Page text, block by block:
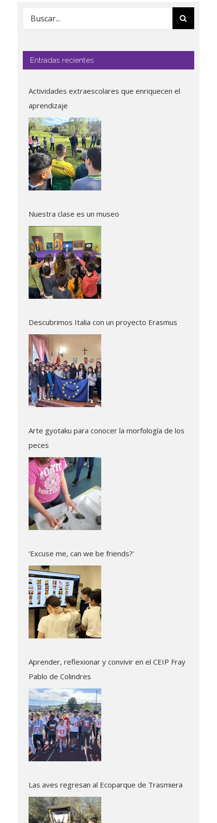
Buscar:
Entradas recientes
Actividades extraescolares que enriquecen el
aprendizaje
Nuestra clase es un museo
Descubrimos Italia con un proyecto Erasmus
Arte gyotaku para conocer la morfología de los
peces
‘Excuse me, can we be friends?’
Aprender, reflexionar y convivir en el CEIP Fray
Pablo de Colindres
Las aves regresan al Ecoparque de Trasmiera